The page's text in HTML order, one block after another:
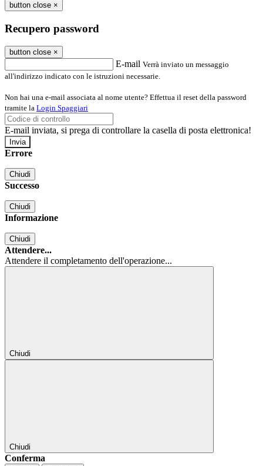
button close ×
Recupero password
button close ×
E-mail Verrà inviato un messaggio
all'indirizzo indicato con le istruzioni necessarie.
Non hai una e-mail associata al nome utente? Effettua il reset della password
tramite la Login Spaggiari
E-mail inviata, si prega di controllare la casella di posta elettronica!
Errore
Chiudi
Successo
Chiudi
Informazione
Chiudi
Attendere...
Attendere il completamento dell'operazione...
Chiudi
Chiudi
Conferma